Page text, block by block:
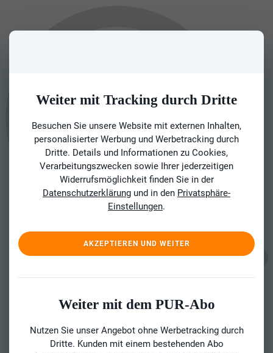
Weiter mit Tracking durch Dritte
Besuchen Sie unsere Website mit externen Inhalten,
personalisierter Werbung und Werbetracking durch
Dritte. Details und Informationen zu Cookies,
Verarbeitungszwecken sowie Ihrer jederzeitigen
Widerrufsmöglichkeit finden Sie in der
Datenschutzerklärung und in den Privatsphäre-
Einstellungen.
AKZEPTIEREN UND WEITER
Weiter mit dem PUR-Abo
Nutzen Sie unser Angebot ohne Werbetracking durch
Dritte. Kunden mit einem bestehenden Abo